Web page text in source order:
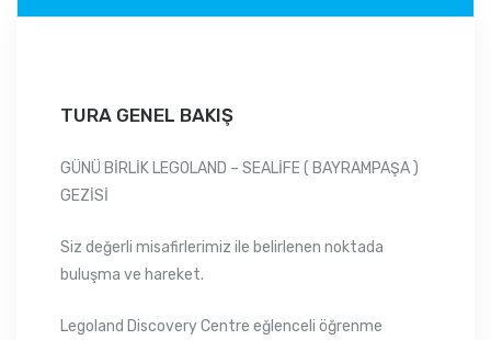
TURA GENEL BAKIŞ
GÜNÜ BİRLİK LEGOLAND – SEALİFE ( BAYRAMPAŞA )
GEZİSİ
Siz değerli misafirlerimiz ile belirlenen noktada
buluşma ve hareket.
Legoland Discovery Centre eğlenceli öğrenme